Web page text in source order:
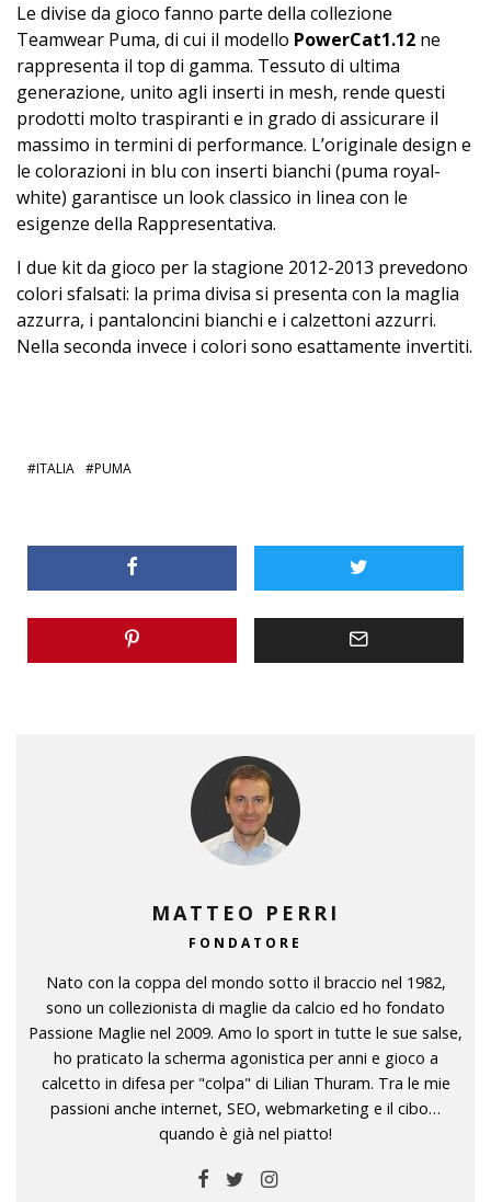
Le divise da gioco fanno parte della collezione
Teamwear Puma, di cui il modello PowerCat1.12 ne
rappresenta il top di gamma. Tessuto di ultima
generazione, unito agli inserti in mesh, rende questi
prodotti molto traspiranti e in grado di assicurare il
massimo in termini di performance. L’originale design e
le colorazioni in blu con inserti bianchi (puma royal-
white) garantisce un look classico in linea con le
esigenze della Rappresentativa.
I due kit da gioco per la stagione 2012-2013 prevedono
colori sfalsati: la prima divisa si presenta con la maglia
azzurra, i pantaloncini bianchi e i calzettoni azzurri.
Nella seconda invece i colori sono esattamente invertiti.
ITALIA PUMA
MATTEO PERRI
FONDATORE
Nato con la coppa del mondo sotto il braccio nel 1982,
sono un collezionista di maglie da calcio ed ho fondato
Passione Maglie nel 2009. Amo lo sport in tutte le sue salse,
ho praticato la scherma agonistica per anni e gioco a
calcetto in difesa per "colpa" di Lilian Thuram. Tra le mie
passioni anche internet, SEO, webmarketing e il cibo…
quando è già nel piatto!